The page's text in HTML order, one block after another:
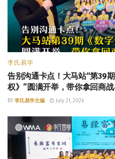
李氏易学
告别沟通卡点！大马站“第39
权》”圆满开举，带你拿回商
BY 李氏易学主编 July 21, 2026